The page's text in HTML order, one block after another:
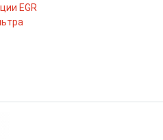
EGR